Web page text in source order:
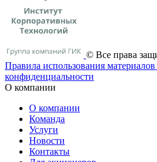
© Все права
Правила использования материалов
конфиденциальности
О компании
О компании
Команда
Услуги
Новости
Контакты